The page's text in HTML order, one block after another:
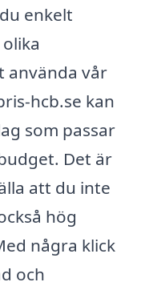
enkelt
använda vår
hcb.se kan
som passar
Det är
att du inte
hög
några klick
och